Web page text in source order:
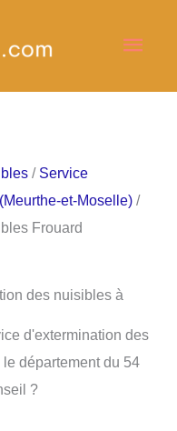
/ Service
et-Moselle) /
Frouard
des nuisibles à
d'extermination des
département du 54
?